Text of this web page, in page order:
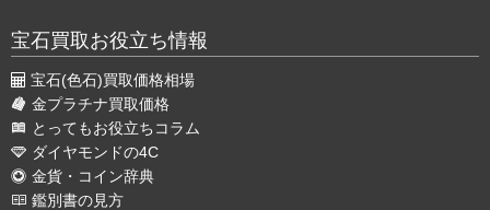
宝石買取お役立ち情報
宝石(色石)買取価格相場
金プラチナ買取価格
とってもお役立ちコラム
ダイヤモンドの4C
金貨・コイン辞典
鑑別書の見方